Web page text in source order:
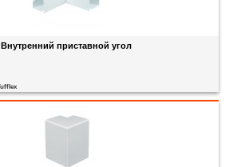
Внутренний приставной угол